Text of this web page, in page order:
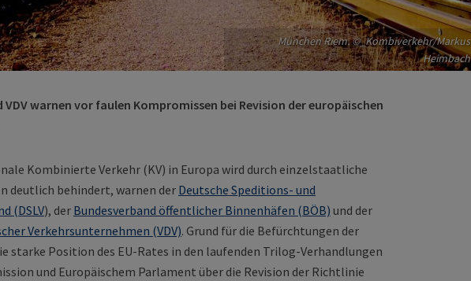
München Riem. ©_Kombiverkehr/Markus
Heimbach
VDV warnen vor faulen Kompromissen bei Revision der europäischen
Kombinierte Verkehr (KV) in Europa wird durch einzelstaatliche
deutlich behindert, warnen der Deutsche Speditions- und
(DSLV), der Bundesverband öffentlicher Binnenhäfen (BÖB) und der
Verkehrsunternehmen (VDV). Grund für die Befürchtungen der
starke Position des EU-Rates in den laufenden Trilog-Verhandlungen
und Europäischem Parlament über die Revision der Richtlinie